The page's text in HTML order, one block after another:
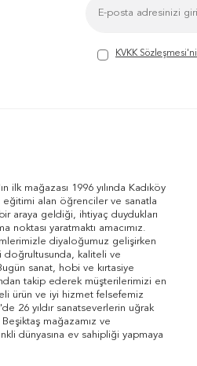
KVKK Sözleşmesi'ni
ilk mağazası 1996 yılında Kadıköy
eğitimi alan öğrenciler ve sanatla
araya geldiği, ihtiyaç duydukları
yaratmaktı amacımız.
diyaloğumuz gelişirken
kaliteli ve
sanat, hobi ve kırtasiye
takip ederek müşterilerimizi en
ürün ve iyi hizmet felsefemiz
26 yıldır sanatseverlerin uğrak
Beşiktaş mağazamız ve
dünyasına ev sahipliği yapmaya